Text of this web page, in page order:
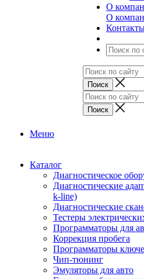
О
О
Меню
Каталог
Диагностическое
Диагностические
k-line)
Диагностические
Тестеры
Программаторы для
Коррекция пробега
Программаторы
Чип-тюнинг
Эмуляторы для авто